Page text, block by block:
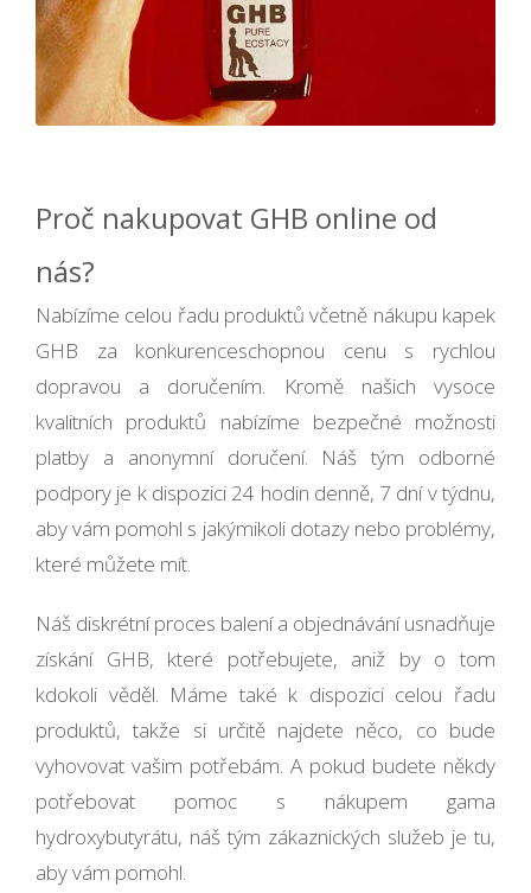
Proč nakupovat GHB online od
nás?
Nabízíme celou řadu produktů včetně nákupu kapek
GHB za konkurenceschopnou cenu s rychlou
dopravou a doručením. Kromě našich vysoce
kvalitních produktů nabízíme bezpečné možnosti
platby a anonymní doručení. Náš tým odborné
podpory je k dispozici 24 hodin denně, 7 dní v týdnu,
aby vám pomohl s jakýmikoli dotazy nebo problémy,
které můžete mít.
Náš diskrétní proces balení a objednávání usnadňuje
získání GHB, které potřebujete, aniž by o tom
kdokoli věděl. Máme také k dispozici celou řadu
produktů, takže si určitě najdete něco, co bude
vyhovovat vašim potřebám. A pokud budete někdy
potřebovat pomoc s nákupem gama
hydroxybutyrátu, náš tým zákaznických služeb je tu,
aby vám pomohl.